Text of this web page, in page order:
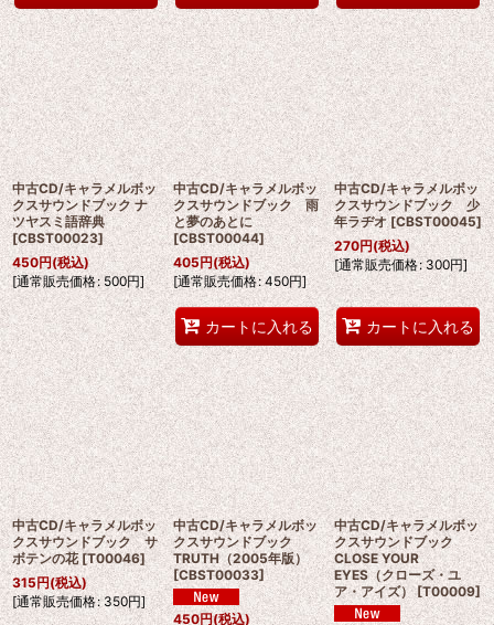
中古CD/キャラメルボッ
クスサウンドブック ナ
ツヤスミ語辞典
[CBST00023]
450円(税込)
[通常販売価格: 500円]
中古CD/キャラメルボッ
クスサウンドブック 雨
と夢のあとに
[CBST00044]
405円(税込)
[通常販売価格: 450円]
カートに入れる
中古CD/キャラメルボッ
クスサウンドブック 少
年ラヂオ [CBST00045]
270円(税込)
[通常販売価格: 300円]
カートに入れる
中古CD/キャラメルボッ
クスサウンドブック サ
ボテンの花 [T00046]
315円(税込)
[通常販売価格: 350円]
中古CD/キャラメルボッ
クスサウンドブック
TRUTH（2005年版）
[CBST00033]
450円(税込)
中古CD/キャラメルボッ
クスサウンドブック
CLOSE YOUR
EYES（クローズ・ユ
ア・アイズ） [T00009]